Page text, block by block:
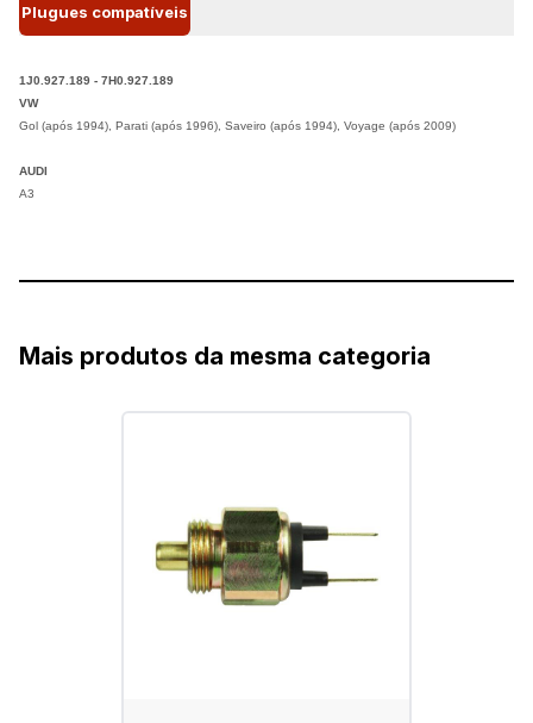
Plugues compatíveis
1J0.927.189 - 7H0.927.189
VW
Gol (após 1994), Parati (após 1996), Saveiro (após 1994), Voyage (após 2009)
AUDI
A3
Mais produtos da mesma categoria